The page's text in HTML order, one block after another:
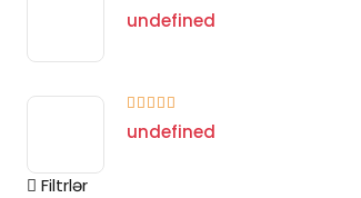
undefined
undefined
Filtrlər